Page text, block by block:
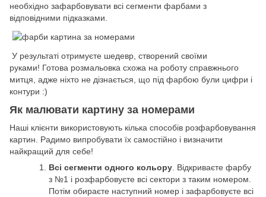
необхідно зафарбовувати всі сегменти фарбами з
відповідними підказками.
У результаті отримуєте шедевр, створений своїми
руками! Готова розмальовка схожа на роботу справжнього
митця, адже ніхто не дізнається, що під фарбою були цифри і
контури :)
Як малювати картину за номерами
Наші клієнти використовують кілька способів розфарбовування
картин. Радимо випробувати їх самостійно і визначити
найкращий для себе!
Всі сегменти одного кольору . Відкриваєте фарбу
з №1 і розфарбовуєте всі сектори з таким номером.
Потім обираєте наступний номер і зафарбовуєте всі